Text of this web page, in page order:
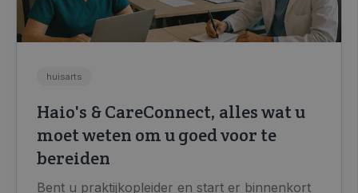
huisarts
Haio's & CareConnect, alles wat u
moet weten om u goed voor te
bereiden
Bent u praktijkopleider en start er binnenkort